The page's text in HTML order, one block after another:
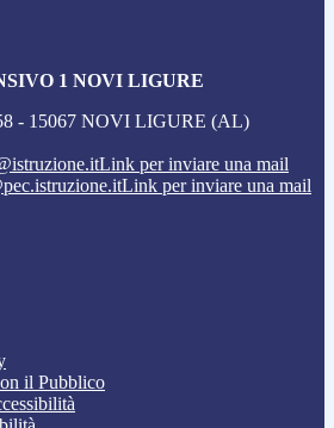
1 NOVI LIGURE
- 15067 NOVI LIGURE (AL)
Link per inviare una mail
Link per inviare una mail
il Pubblico